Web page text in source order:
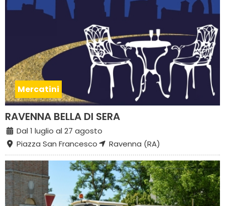
Mercatini
RAVENNA BELLA DI SERA
Dal 1 luglio al 27 agosto
Piazza San Francesco
Ravenna (RA)